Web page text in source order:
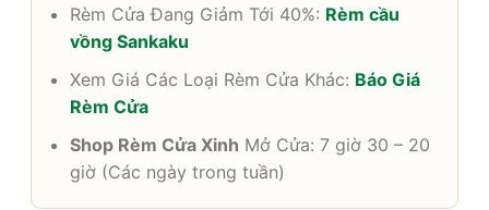
Rèm Cửa Đang Giảm Tới 40%: Rèm cầu
vồng Sankaku
Xem Giá Các Loại Rèm Cửa Khác: Báo Giá
Rèm Cửa
Shop Rèm Cửa Xinh Mở Cửa: 7 giờ 30 – 20
giờ (Các ngày trong tuần)